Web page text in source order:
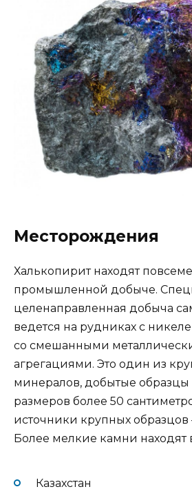
Месторождения
Халькопирит находят
промышленной добыче.
целенаправленная добыча
ведется на рудниках с
со смешанными
агрегациями. Это один из
минералов, добытые образцы
размеров более 50
источники крупных образцов
Более мелкие камни находят
Казахстан